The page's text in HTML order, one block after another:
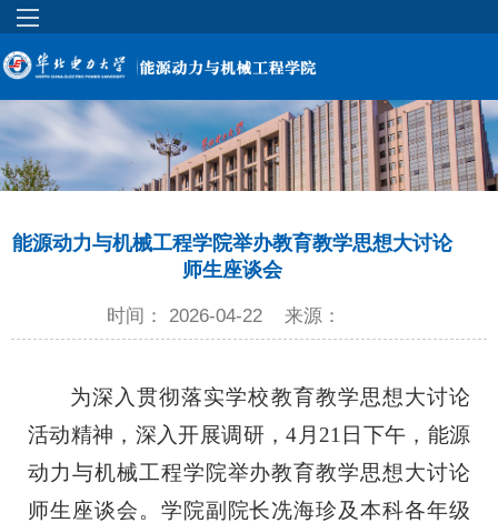
能源动力与机械工程学院举办教育教学思想大讨论
师生座谈会
时间： 2026-04-22 来源：
为深入贯彻落实学校教育教学思想大讨论
活动精神，深入开展调研，4月21日下午，能源
动力与机械工程学院举办教育教学思想大讨论
师生座谈会。学院副院长冼海珍及本科各年级